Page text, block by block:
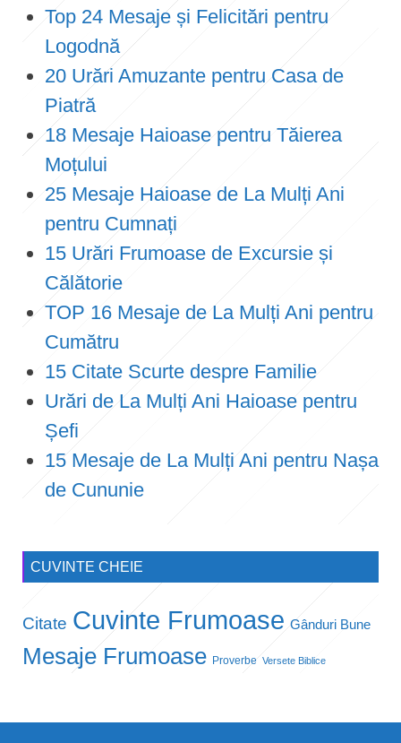
Top 24 Mesaje și Felicitări pentru
Logodnă
20 Urări Amuzante pentru Casa de
Piatră
18 Mesaje Haioase pentru Tăierea
Moțului
25 Mesaje Haioase de La Mulți Ani
pentru Cumnați
15 Urări Frumoase de Excursie și
Călătorie
TOP 16 Mesaje de La Mulți Ani pentru
Cumătru
15 Citate Scurte despre Familie
Urări de La Mulți Ani Haioase pentru
Șefi
15 Mesaje de La Mulți Ani pentru Nașa
de Cununie
CUVINTE CHEIE
Citate Cuvinte Frumoase Gânduri Bune
Mesaje Frumoase Proverbe Versete Biblice